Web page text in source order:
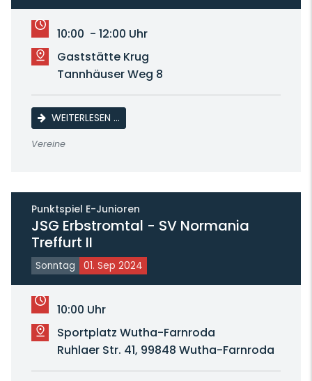
10:00 - 12:00 Uhr
Gaststätte Krug
Tannhäuser Weg 8
WEITERLESEN …SAMMLERTREFFEN DER
Vereine
Punktspiel E-Junioren
JSG Erbstromtal - SV Normania
Treffurt II
Sonntag 01. Sep 2024
10:00 Uhr
Sportplatz Wutha-Farnroda
Ruhlaer Str. 41, 99848 Wutha-Farnroda